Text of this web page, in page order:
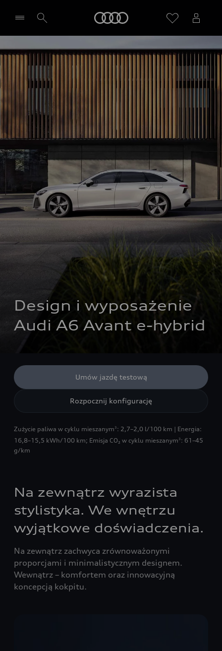
Design i wyposażenie
Zapytaj o indywidualną ofertę
Design i wyposażenie
Audi A6 Avant e-hybrid
Umów jazdę testową
Rozpocznij konfigurację
Zużycie paliwa w cyklu mieszanym 3 : 2,7–2,0 l/100 km | Energia:
16,8–15,5 kWh/100 km; Emisja CO₂ w cyklu mieszanym 3 : 61–45
g/km
Na zewnątrz wyrazista
stylistyka. We wnętrzu
wyjątkowe doświadczenia.
Na zewnątrz zachwyca zrównoważonymi
proporcjami i minimalistycznym designem.
Wewnątrz – komfortem oraz innowacyjną
koncepcją kokpitu.